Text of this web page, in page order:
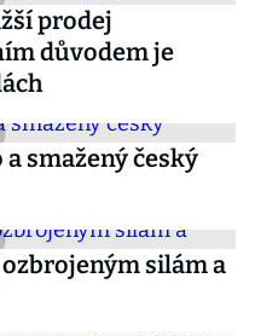
prodej
důvodem je
smažený český
silám a